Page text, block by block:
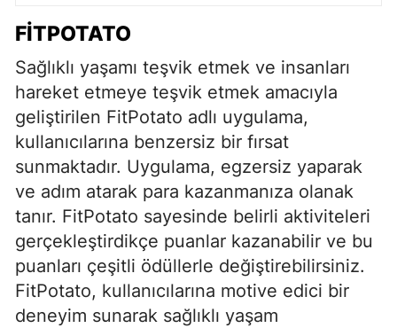
FITPOTATO
Sağlıklı yaşamı teşvik etmek ve insanları
hareket etmeye teşvik etmek amacıyla
geliştirilen FitPotato adlı uygulama,
kullanıcılarına benzersiz bir fırsat
sunmaktadır. Uygulama, egzersiz yaparak
ve adım atarak para kazanmanıza olanak
tanır. FitPotato sayesinde belirli aktiviteleri
gerçekleştirdikçe puanlar kazanabilir ve bu
puanları çeşitli ödüllerle değiştirebilirsiniz.
FitPotato, kullanıcılarına motive edici bir
deneyim sunarak sağlıklı yaşam